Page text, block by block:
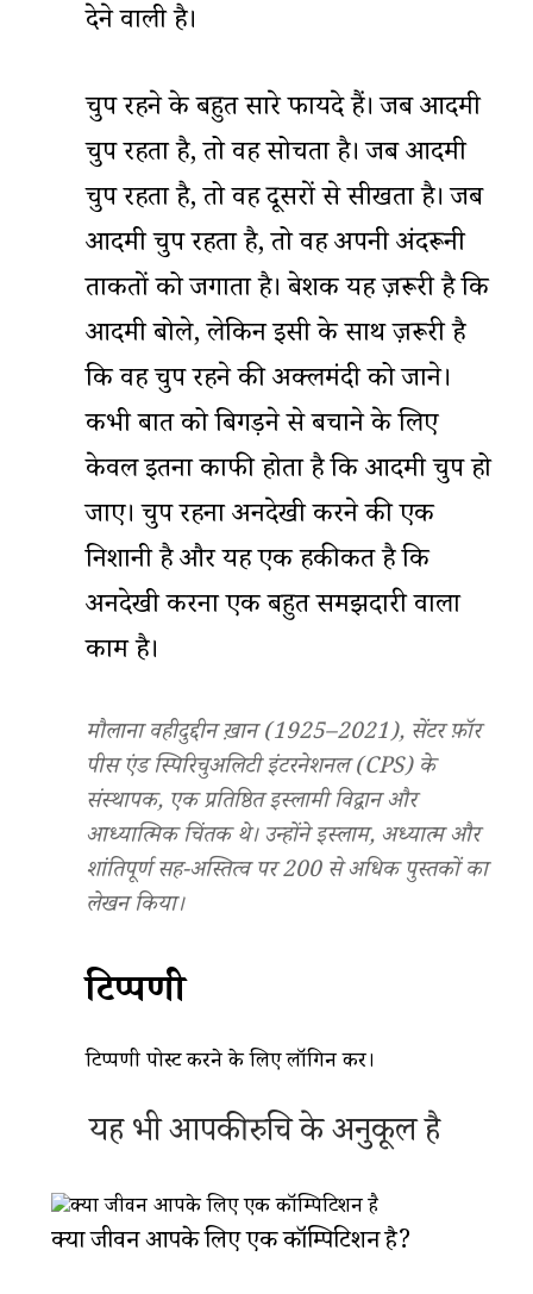
देने वाली है।
चुप रहने के बहुत सारे फायदे हैं। जब आदमी
चुप रहता है, तो वह सोचता है। जब आदमी
चुप रहता है, तो वह दूसरों से सीखता है। जब
आदमी चुप रहता है, तो वह अपनी अंदरूनी
ताकतों को जगाता है। बेशक यह ज़रूरी है कि
आदमी बोले, लेकिन इसी के साथ ज़रूरी है
कि वह चुप रहने की अक्लमंदी को जाने।
कभी बात को बिगड़ने से बचाने के लिए
केवल इतना काफी होता है कि आदमी चुप हो
जाए। चुप रहना अनदेखी करने की एक
निशानी है और यह एक हकीकत है कि
अनदेखी करना एक बहुत समझदारी वाला
काम है।
मौलाना वहीदुद्दीन ख़ान (1925–2021), सेंटर फ़ॉर
पीस एंड स्पिरिचुअलिटी इंटरनेशनल (CPS)के
संस्थापक, एक प्रतिष्ठित इस्लामी विद्वान और
आध्यात्मिक चिंतक थे। उन्होंने इस्लाम, अध्यात्म और
शांतिपूर्ण सह-अस्तित्व पर 200 से अधिक पुस्तकों का
लेखन किया।
टिप्पणी
टिप्पणी पोस्ट करने के लिएलॉगिनकरें।
यह भी आपकी रुचि के अनुकूल है
क्या जीवन आपके लिए एक कॉम्पिटिशन है?